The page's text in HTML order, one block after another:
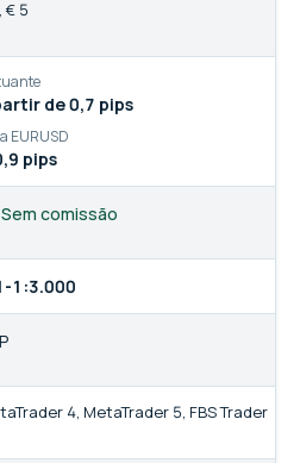
, € 5
de 0,7 pips
EURUSD
pips
Sem comissão
1:3.000
4, MetaTrader 5, FBS Trader